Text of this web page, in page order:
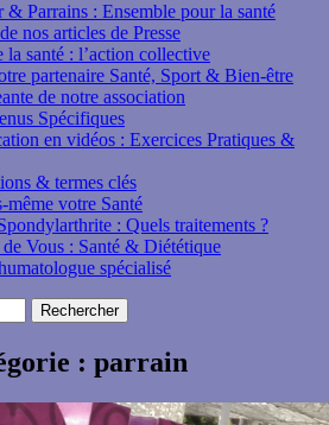
& Parrains : Ensemble pour la santé
nos articles de Presse
la santé : l’action collective
partenaire Santé, Sport & Bien-être
de notre association
Spécifiques
en vidéos : Exercices Pratiques &
& termes clés
même votre Santé
: Quels traitements ?
Vous : Santé & Diététique
spécialisé
: parrain